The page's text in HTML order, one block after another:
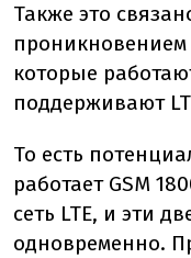
Также это
проникновением
которые
поддерживают
То есть
работает GSM
сеть LTE, и эти
одновременно.